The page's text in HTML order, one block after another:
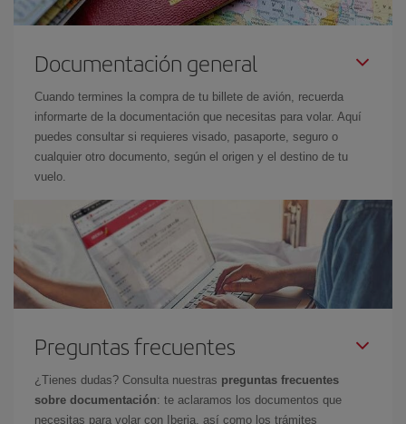
Documentación general
Cuando termines la compra de tu billete de avión, recuerda
informarte de la documentación que necesitas para volar. Aquí
puedes consultar si requieres visado, pasaporte, seguro o
cualquier otro documento, según el origen y el destino de tu
vuelo.
Preguntas frecuentes
¿Tienes dudas? Consulta nuestras preguntas frecuentes
sobre documentación: te aclaramos los documentos que
necesitas para volar con Iberia, así como los trámites